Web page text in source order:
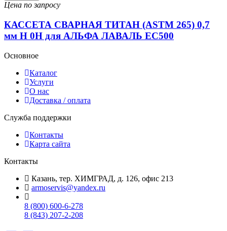
Цена по запросу
КАССЕТА СВАРНАЯ ТИТАН (ASTM 265) 0,7
мм H 0H для АЛЬФА ЛАВАЛЬ EC500
Основное
Каталог
Услуги
О нас
Доставка / оплата
Служба поддержки
Контакты
Карта сайта
Контакты
Казань, тер. ХИМГРАД, д. 126, офис 213
armoservis@yandex.ru
8 (800) 600-6-278
8 (843) 207-2-208